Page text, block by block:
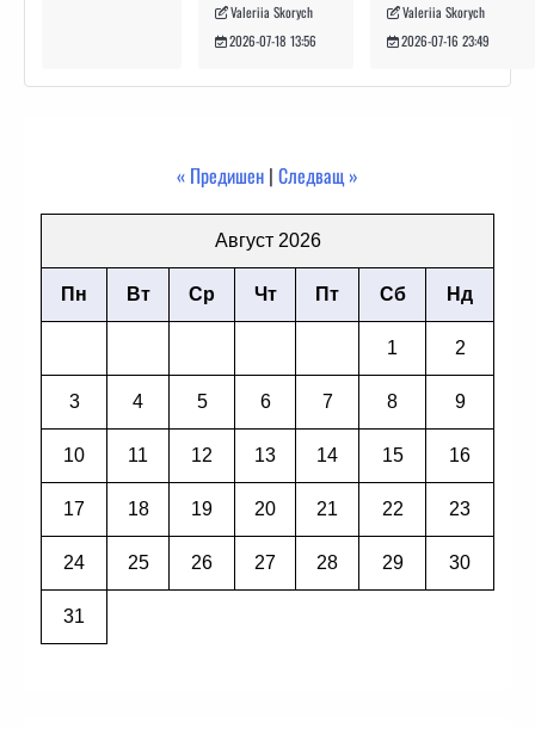
Valeriia Skorych
2026-07-18 13:56
Valeriia Skorych
2026-07-16 23:49
« Предишен | Следващ »
Август 2026
Пн Вт Ср Чт Пт Сб Нд
1 2
3 4 5 6 7 8 9
10 11 12 13 14 15 16
17 18 19 20 21 22 23
24 25 26 27 28 29 30
31